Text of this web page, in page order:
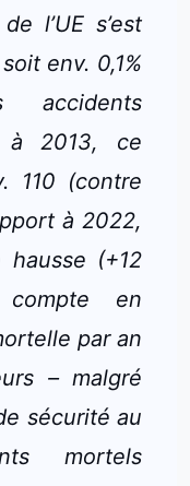
l’UE s’est
env. 0,1%
accidents
à 2013, ce
110 (contre
à 2022,
(+12
en
par an
– malgré
sécurité au
mortels